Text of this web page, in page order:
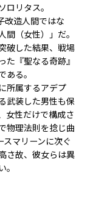
リタス。
改造人間ではな
（女性）」だ。
破した結果、戦場
『聖なる奇跡』
る。
所属するアデプ
武装した男性も保
女性だけで構成さ
物理法則を捻じ曲
スマリーンに次ぐ
さ故、彼女らは異